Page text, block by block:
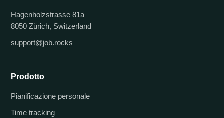
Hagenholzstrasse 81a
8050 Zürich, Switzerland
support@job.rocks
Prodotto
Pianificazione personale
Time tracking